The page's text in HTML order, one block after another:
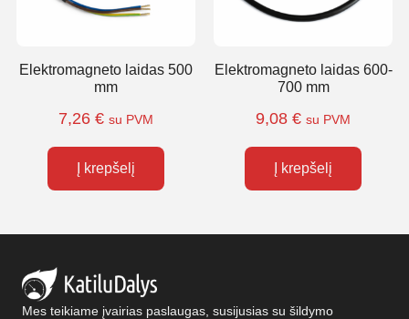
Elektromagneto laidas 500
mm
7,26 € su PVM
Į krepšelį
Elektromagneto laidas 600-
700 mm
9,08 € su PVM
Į krepšelį
Mes teikiame įvairias paslaugas, susijusias su šildymo